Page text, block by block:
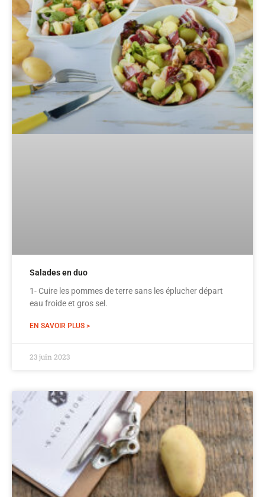
Salades en duo
1- Cuire les pommes de terre sans les éplucher départ
eau froide et gros sel.
EN SAVOIR PLUS >
23 juin 2023